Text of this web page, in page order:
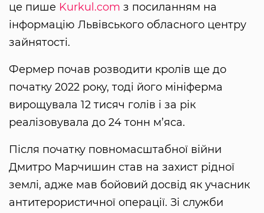
це пише Kurkul.com з посиланням на
інформацію Львівського обласного центру
зайнятості.
Фермер почав розводити кролів ще до
початку 2022 року, тоді його мініферма
вирощувала 12 тисяч голів і за рік
реалізовувала до 24 тонн м’яса.
Після початку повномасштабної війни
Дмитро Марчишин став на захист рідної
землі, адже мав бойовий досвід як учасник
антитерористичної операції. Зі служби